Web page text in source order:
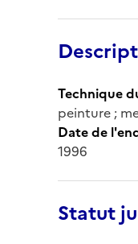
Technique
peinture ;
Date de
1996
Statut